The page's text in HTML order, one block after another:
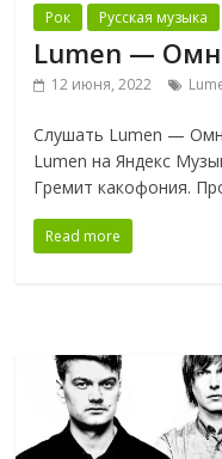
Рок Русская музыка
Lumen —
12 июня, 2022
Слушать Lumen —
Lumen на Яндекс
Гремит какофония.
Read more